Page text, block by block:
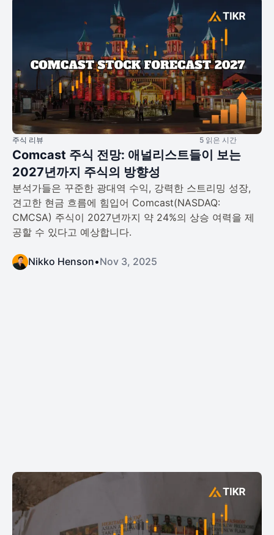
주식 리뷰 5 읽은 시간
Comcast 주식 전망: 애널리스트들이 보는
2027년까지 주식의 방향성
분석가들은 꾸준한 광대역 수익, 강력한 스트리밍 성장,
견고한 현금 흐름에 힘입어 Comcast(NASDAQ:
CMCSA) 주식이 2027년까지 약 24%의 상승 여력을 제
공할 수 있다고 예상합니다.
Nikko Henson•Nov 3, 2025